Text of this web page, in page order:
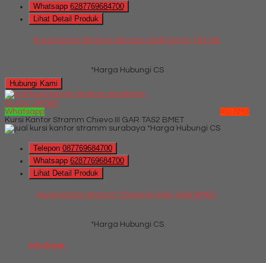
Whatsapp 6287769684700
Lihat Detail Produk
Kursi Kantor Stramm Senator GAR Synch T35 CB
*Harga Hubungi CS
Hubungi Kami
QUICK ORDER
Whatsapp
via SMS
Kursi Kantor Stramm Chievo III GAR TAS2 BMET
*Harga Hubungi CS
Telepon 087769684700
Whatsapp 6287769684700
Lihat Detail Produk
Kursi Kantor Stramm Chievo III GAR TAS2 BMET
*Harga Hubungi CS
Info Bank